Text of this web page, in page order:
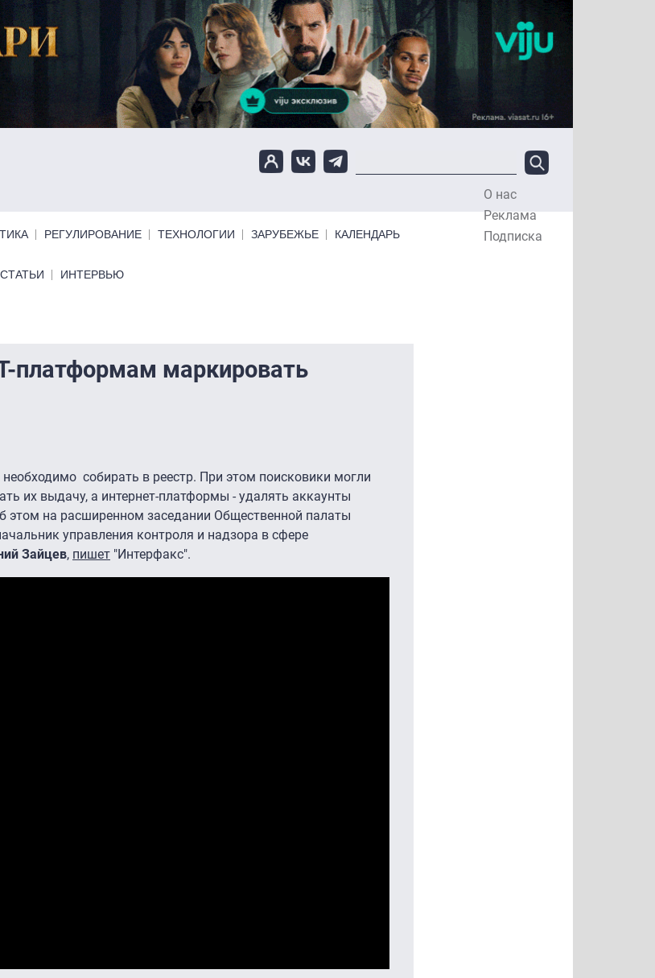
О нас
Реклама
Подписка
РЕГУЛИРОВАНИЕ ТЕХНОЛОГИИ ЗАРУБЕЖЬЕ КАЛЕНДАРЬ
СТАТЬИ ИНТЕРВЬЮ
платформам маркировать
собирать в реестр. При этом поисковики могли
их выдачу, а интернет-платформы - удалять аккаунты
этом на расширенном заседании Общественной палаты
управления контроля и надзора в сфере
Зайцев, пишет "Интерфакс".